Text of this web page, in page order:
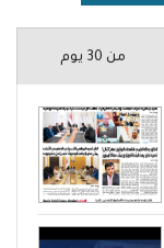
من 30 يوم